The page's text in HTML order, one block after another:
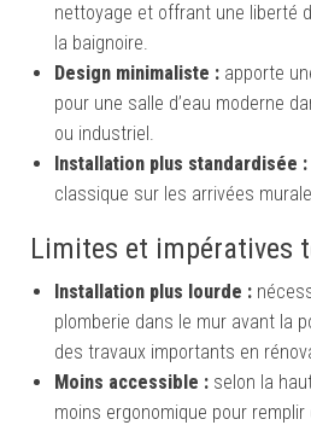
nettoyage et offrant une liberté
la baignoire.
Design minimaliste : apporte
pour une salle d’eau moderne
ou industriel.
Installation plus standardisée :
classique sur les arrivées
Limites et impératives
Installation plus lourde :
plomberie dans le mur avant la
des travaux importants en
Moins accessible : selon la
moins ergonomique pour remplir